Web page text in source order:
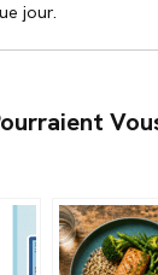
jour.